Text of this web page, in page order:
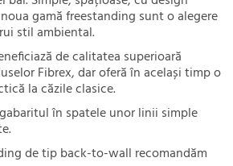
gamă freestanding sunt o alegere
stil ambiental.
de calitatea superioară
Fibrex, dar oferă în același timp o
la căzile clasice.
în spatele unor linii simple
de tip back-to-wall recomandăm